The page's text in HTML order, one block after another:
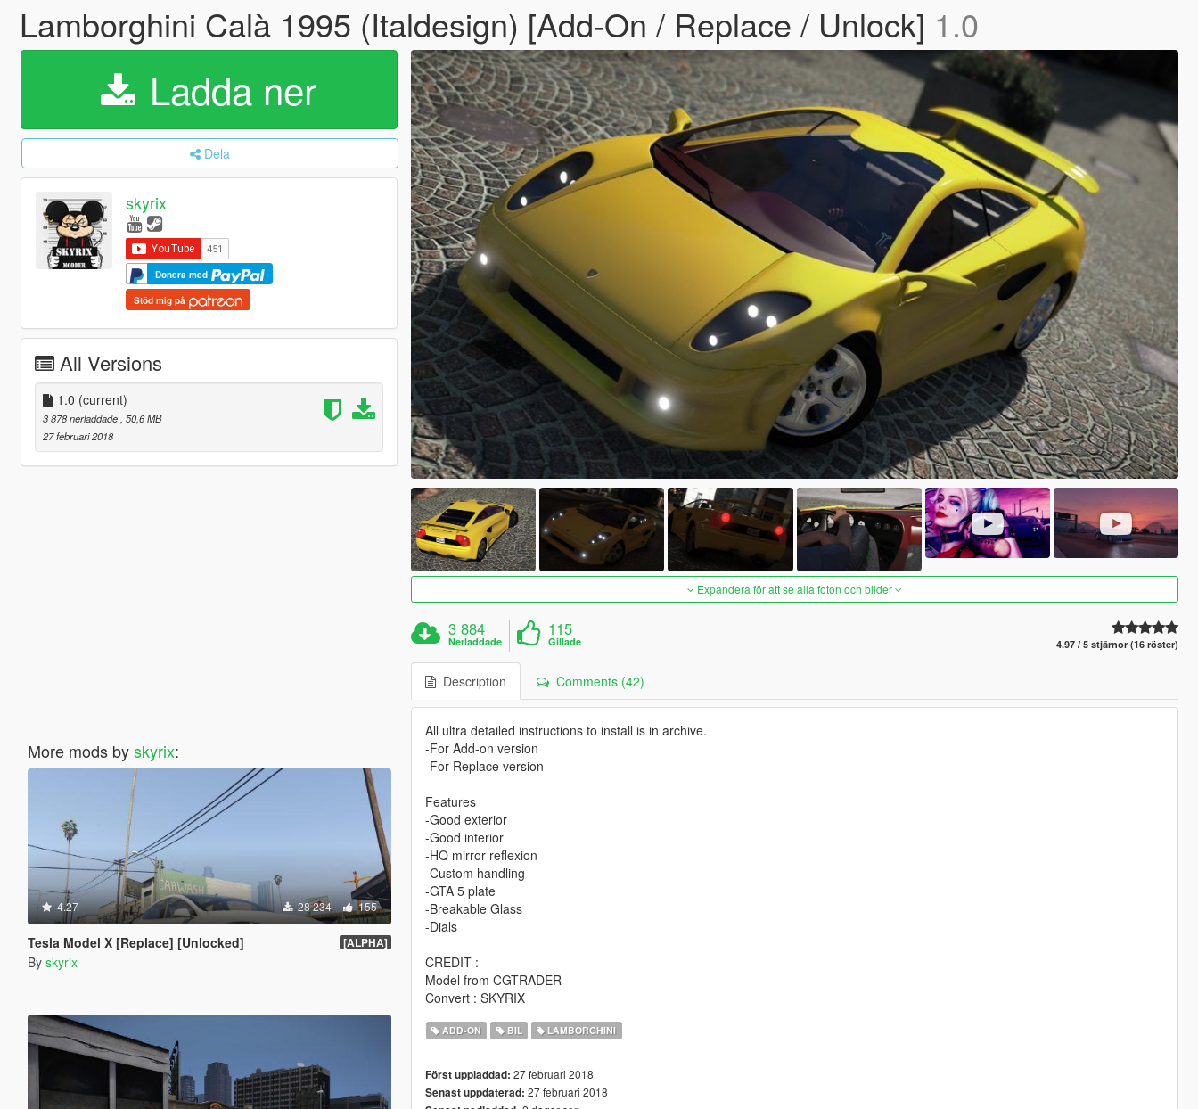
Lamborghini Calà 1995 (Italdesign) [Add-On / Replace / Unlock] 1.0
Ladda ner
Dela
skyrix
Donera med
Stöd mig på
All Versions
1.0 (current)
3 878 nerladdade, 50,6 MB
27 februari 2018
More mods byskyrix:
4.27 28 234 155
Tesla Model X [Replace] [Unlocked] [ALPHA]
By skyrix
Expandera för att se alla foton och bilder
3 884
Nerladdade
115
Gillade 4.97 / 5 stjärnor (16 röster)
Description Comments (42)
All ultra detailed instructions to install is in archive.
-For Add-on version
-For Replace version
Features
-Good exterior
-Good interior
-HQ mirror reflexion
-Custom handling
-GTA 5 plate
-Breakable Glass
-Dials
CREDIT :
Model from CGTRADER
Convert : SKYRIX
ADD-ON BIL LAMBORGHINI
Först uppladdad: 27 februari 2018
Senast uppdaterad: 27 februari 2018